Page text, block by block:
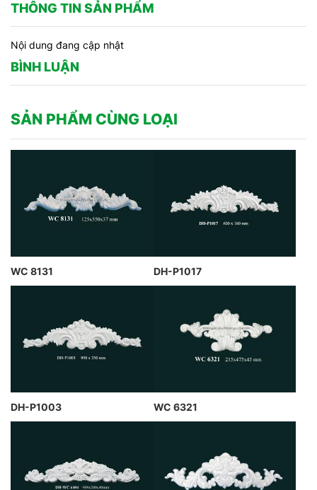
THÔNG TIN SẢN PHẨM
Nội dung đang cập nhật
BÌNH LUẬN
SẢN PHẨM CÙNG LOẠI
WC 8131 DH-P1017
DH-P1003 WC 6321